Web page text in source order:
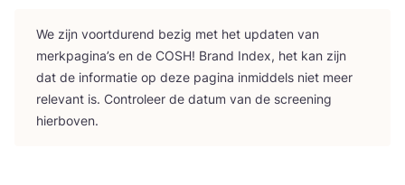
We zijn voort­du­rend bezig met het upda­ten van
merk­pa­gi­na’s en de COSH! Brand Index, het kan zijn
dat de infor­ma­tie op deze pagi­na inmid­dels niet meer
rele­vant is. Con­tro­leer de datum van de scree­ning
hierboven.